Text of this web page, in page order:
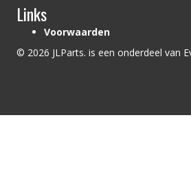
Links
Voorwaarden
© 2026 JLParts. is een onderdeel van